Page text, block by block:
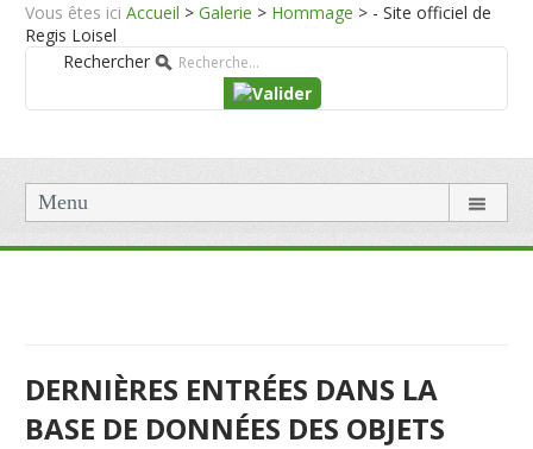
Vous êtes ici Accueil > Galerie > Hommage > - Site officiel de
Regis Loisel
Rechercher
Menu
DERNIÈRES ENTRÉES DANS LA
BASE DE DONNÉES DES OBJETS